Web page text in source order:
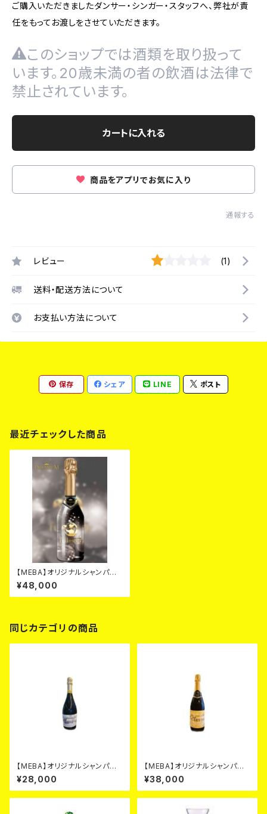
ご購入いただきましたダンサー・シンガー・スタッフへ、弊社が責
任をもってお渡しをさせていただきます。
このショップでは酒類を取り扱って
います。20歳未満の者の飲酒は法律で
禁止されています。
カートに入れる
商品をアプリでお気に入り
通報する
レビュー (1)
送料・配送方法について
お支払い方法について
保存 シェア LINE ポスト
最近チェックした商品
【MEBA】オリジナルシャンパン
ブラック
¥48,000
同じカテゴリの商品
【MEBA】オリジナルシャンパ
ン シルバー
¥28,000
【MEBA】オリジナルシャンパ
ン ゴールド
¥38,000